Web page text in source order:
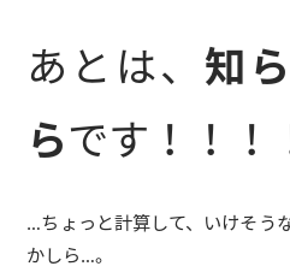
あとは、 知
らです！！！
…ちょっと計算して、いけそう
かしら…。